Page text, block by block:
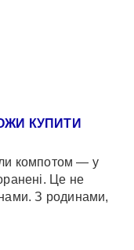
КУПИТИ
компотом — у
Це не
З родинами,